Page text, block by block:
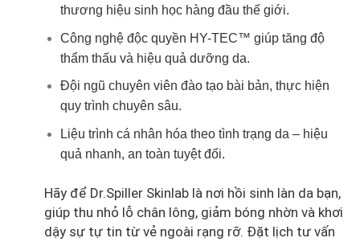
thương hiệu sinh học hàng đầu thế giới.
Công nghệ độc quyền HY-TEC™ giúp tăng độ
thẩm thấu và hiệu quả dưỡng da.
Đội ngũ chuyên viên đào tạo bài bản, thực hiện
quy trình chuyên sâu.
Liệu trình cá nhân hóa theo tình trạng da – hiệu
quả nhanh, an toàn tuyệt đối.
Hãy để Dr.Spiller Skinlab là nơi hồi sinh làn da bạn,
giúp thu nhỏ lỗ chân lông, giảm bóng nhờn và khơi
dậy sự tự tin từ vẻ ngoài rạng rỡ. Đặt lịch tư vấn